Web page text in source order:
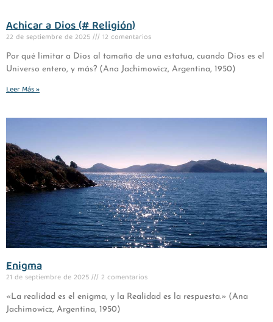
Achicar a Dios (# Religión)
22 de septiembre de 2025 12 comentarios
Por qué limitar a Dios al tamaño de una estatua, cuando Dios es el
Universo entero, y más? (Ana Jachimowicz, Argentina, 1950)
Leer Más »
Enigma
21 de septiembre de 2025 2 comentarios
«La realidad es el enigma, y la Realidad es la respuesta.» (Ana
Jachimowicz, Argentina, 1950)